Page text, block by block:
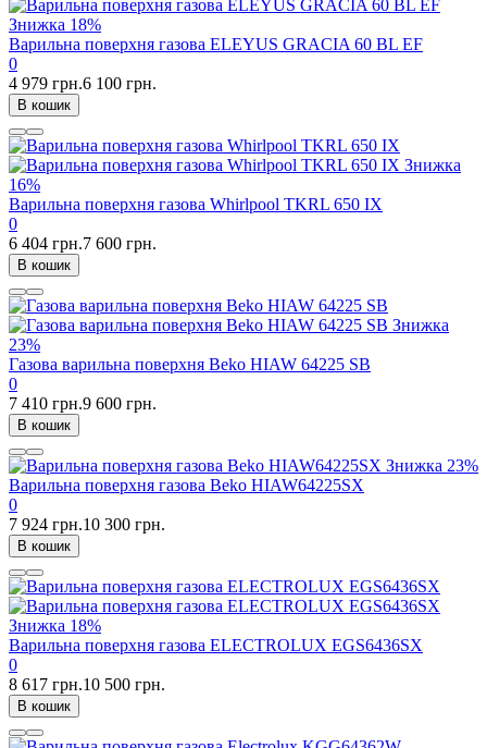
Знижка 18%
Варильна поверхня газова ELEYUS GRACIA 60 BL EF
0
4 979 грн.6 100 грн.
В кошик
Знижка
16%
Варильна поверхня газова Whirlpool TKRL 650 IX
0
6 404 грн.7 600 грн.
В кошик
Знижка
23%
Газова варильна поверхня Beko HIAW 64225 SB
0
7 410 грн.9 600 грн.
В кошик
Знижка 23%
Варильна поверхня газова Beko HIAW64225SX
0
7 924 грн.10 300 грн.
В кошик
Знижка 18%
Варильна поверхня газова ELECTROLUX EGS6436SX
0
8 617 грн.10 500 грн.
В кошик